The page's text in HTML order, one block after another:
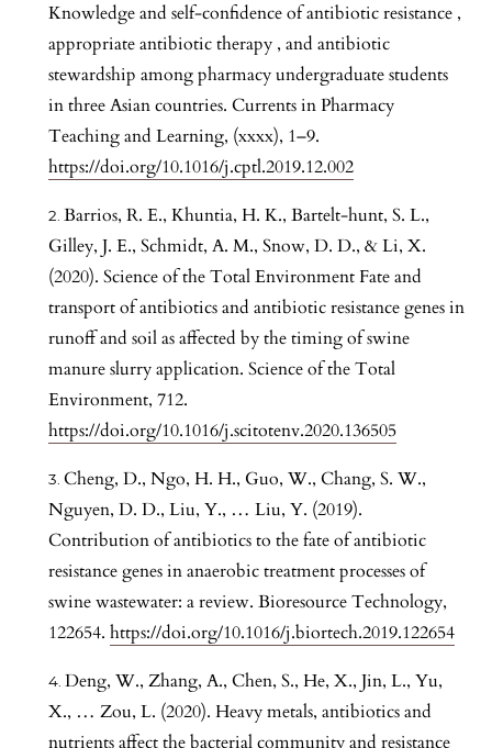
Knowledge and self-confidence of antibiotic resistance ,
appropriate antibiotic therapy , and antibiotic
stewardship among pharmacy undergraduate students
in three Asian countries. Currents in Pharmacy
Teaching and Learning, (xxxx), 1–9.
https://doi.org/10.1016/j.cptl.2019.12.002
Barrios, R. E., Khuntia, H. K., Bartelt-hunt, S. L.,
Gilley, J. E., Schmidt, A. M., Snow, D. D., & Li, X.
(2020). Science of the Total Environment Fate and
transport of antibiotics and antibiotic resistance genes in
runoff and soil as affected by the timing of swine
manure slurry application. Science of the Total
Environment, 712.
https://doi.org/10.1016/j.scitotenv.2020.136505
Cheng, D., Ngo, H. H., Guo, W., Chang, S. W.,
Nguyen, D. D., Liu, Y., … Liu, Y. (2019).
Contribution of antibiotics to the fate of antibiotic
resistance genes in anaerobic treatment processes of
swine wastewater: a review. Bioresource Technology,
122654. https://doi.org/10.1016/j.biortech.2019.122654
Deng, W., Zhang, A., Chen, S., He, X., Jin, L., Yu,
X., … Zou, L. (2020). Heavy metals, antibiotics and
nutrients affect the bacterial community and resistance